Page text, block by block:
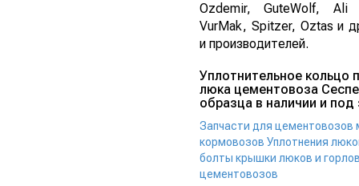
Ozdemir, GuteWolf, Ali
VurMak, Spitzer, Oztas и
и производителей.
Уплотнительное кольцо
люка цементовоза
образца в наличии и под
Запчасти для цементовозов
кормовозов Уплотнения
болты крышки люков и
цементовозов